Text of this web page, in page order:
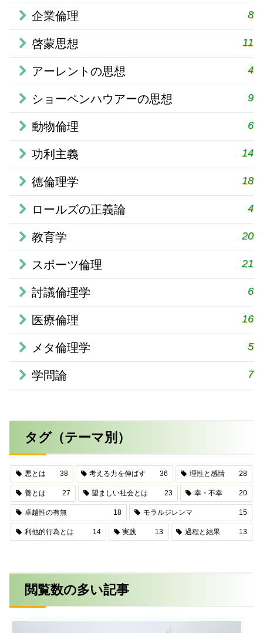
企業倫理 8
啓蒙思想 11
アーレントの思想 4
ショーペンハウアーの思想 9
動物倫理 6
功利主義 14
徳倫理学 18
ロールズの正義論 4
教育学 20
スポーツ倫理 21
討議倫理学 6
医療倫理 16
メタ倫理学 5
学問論 7
タグ（テーマ別）
悪とは 38 考える力を伸ばす 36 理性と感情 28
善とは 27 望ましい社会とは 23 幸・不幸 20
卓越性の有無 18 モラルジレンマ 15
利他的行為とは 14 実践 13 過程と結果 13
閲覧数の多い記事